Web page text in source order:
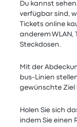
Du kannst
verfügbar sind,
Tickets online
anderem WLAN,
Steckdosen.
Mit der
bus-Linien
gewünschte Ziel
Holen Sie sich
indem Sie einen